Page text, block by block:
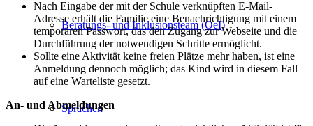
Beratungs- und Inklusionsteam (OeI)
Sprachen
Nach Eingabe der mit der Schule verknüpften E-Mail-
Adresse erhält die Familie eine Benachrichtigung mit einem
temporären Passwort, das den Zugang zur Webseite und die
Durchführung der notwendigen Schritte ermöglicht.
Sollte eine Aktivität keine freien Plätze mehr haben, ist eine
Anmeldung dennoch möglich; das Kind wird in diesem Fall
auf eine Warteliste gesetzt.
An- und Abmeldungen